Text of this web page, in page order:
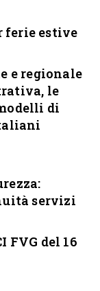
ferie estive
e regionale
le
di
servizi
FVG del 16